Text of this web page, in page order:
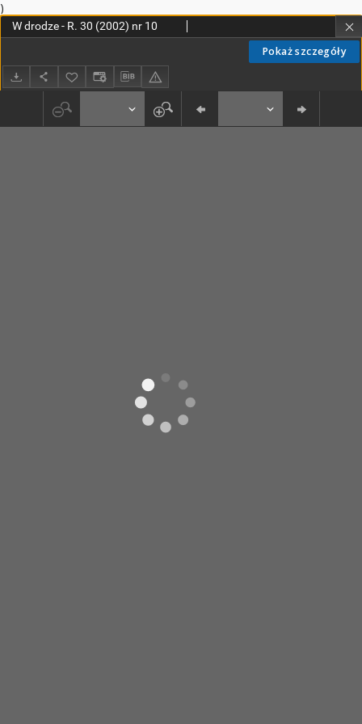
)
Pokaż szczegóły
W drodze - R. 30 (2002) nr 10